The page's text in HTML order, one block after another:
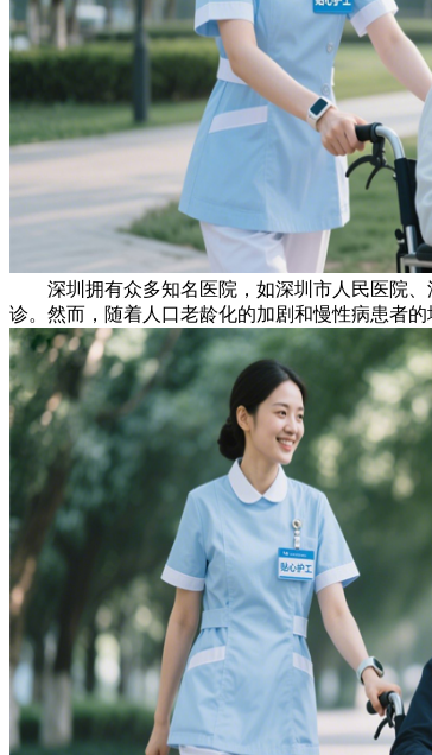
深圳拥有众多知名医院，如深圳市人民医院、
诊。然而，随着人口老龄化的加剧和慢性病患者